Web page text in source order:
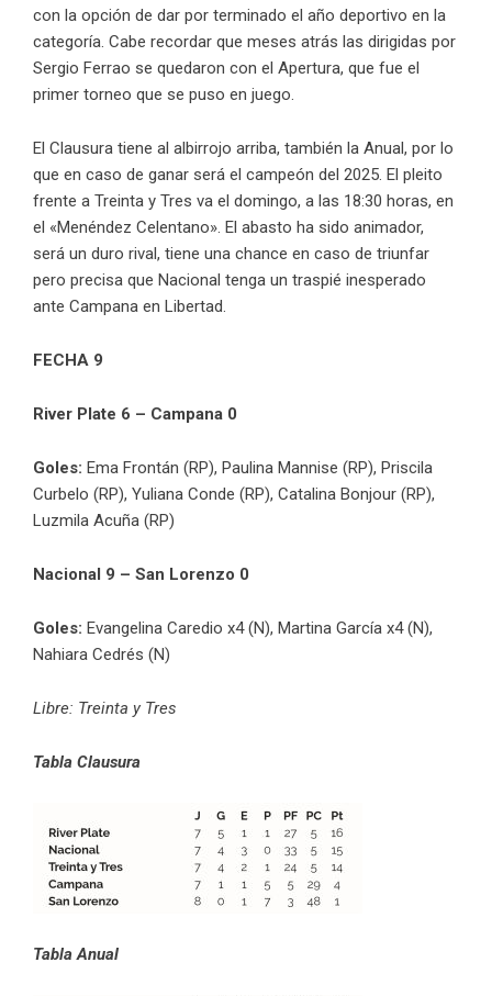
con la opción de dar por terminado el año deportivo en la
categoría. Cabe recordar que meses atrás las dirigidas por
Sergio Ferrao se quedaron con el Apertura, que fue el
primer torneo que se puso en juego.
El Clausura tiene al albirrojo arriba, también la Anual, por lo
que en caso de ganar será el campeón del 2025. El pleito
frente a Treinta y Tres va el domingo, a las 18:30 horas, en
el «Menéndez Celentano». El abasto ha sido animador,
será un duro rival, tiene una chance en caso de triunfar
pero precisa que Nacional tenga un traspié inesperado
ante Campana en Libertad.
FECHA 9
River Plate 6 – Campana 0
Goles: Ema Frontán (RP), Paulina Mannise (RP), Priscila
Curbelo (RP), Yuliana Conde (RP), Catalina Bonjour (RP),
Luzmila Acuña (RP)
Nacional 9 – San Lorenzo 0
Goles: Evangelina Caredio x4 (N), Martina García x4 (N),
Nahiara Cedrés (N)
Libre: Treinta y Tres
Tabla Clausura
Tabla Anual